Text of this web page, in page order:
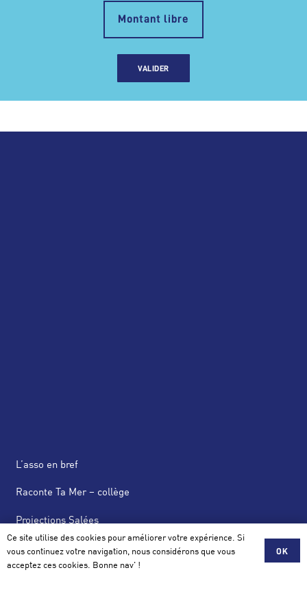
Montant libre
VALIDER
L’asso en bref
Raconte Ta Mer – collège
Projections Salées
News Salées
Ce site utilise des cookies pour améliorer votre expérience. Si
vous continuez votre navigation, nous considérons que vous
acceptez ces cookies. Bonne nav' !
OK